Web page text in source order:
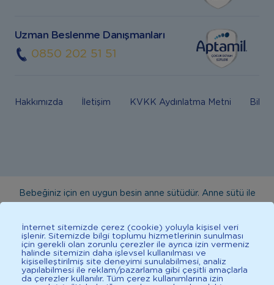
Uzman Beslenme Danışmanları
0850 202 51 51
Hakkımızda İletişim KVKK Aydınlatma Metni Bilgi
Bebeğiniz için en uygun besin anne sütüdür. Anne sütü ile
danışınız. Bu sitede yayınlanan bilgiler hekim tavsiyesi
yerine geçmez. En doğru bilgi için doktorunuza danışınız.
Sağlıklı yaşam için dengeli, çeşitli beslenilmelidir. *D vitamini
çocuklarda bağışıklık sisteminin normal işlevine katkıda
İnternet sitemizde çerez (cookie) yoluyla kişisel veri
işlenir. Sitemizde bilgi toplumu hizmetlerinin sunulması
için gerekli olan zorunlu çerezler ile ayrıca izin vermeniz
halinde sitemizin daha işlevsel kullanılması ve
kişiselleştirilmiş site deneyimi sunulabilmesi, analiz
yapılabilmesi ile reklam/pazarlama gibi çeşitli amaçlarla
da çerezler kullanılır. Tüm çerez kullanımlarına izin